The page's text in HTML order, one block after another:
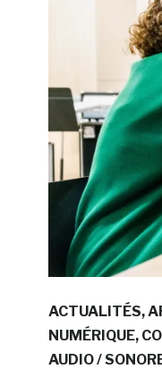
ACTUALITÉS
NUMÉRIQUE
AUDIO /